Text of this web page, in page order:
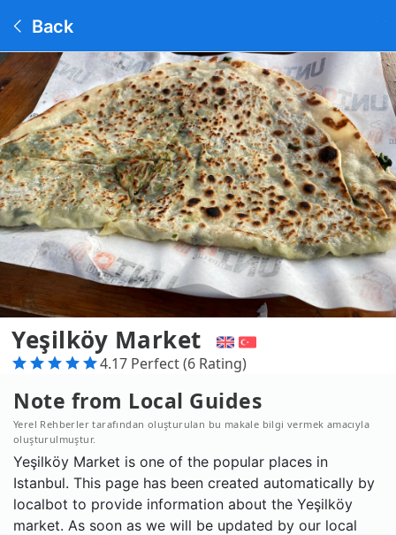
Back
Yeşilköy Market
4.17 Perfect (6 Rating)
Note from Local Guides
Yerel Rehberler tarafından oluşturulan bu makale bilgi vermek amacıyla
oluşturulmuştur.
Yeşilköy Market is one of the popular places in
Istanbul. This page has been created automatically by
localbot to provide information about the Yeşilköy
market. As soon as we will be updated by our local